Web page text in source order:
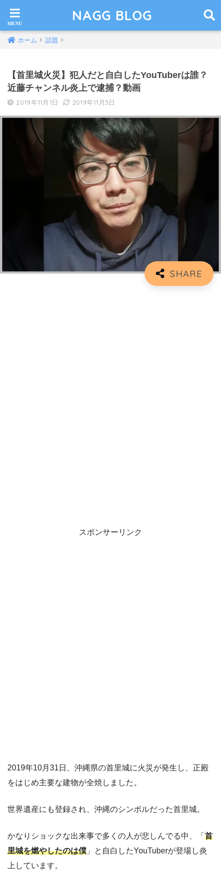
NAGG BLOG
ホーム 話題
【首里城火災】犯人だと自白したYouTuberは誰？
近藤チャンネル炎上で逮捕？動画
2019年11月1日 2019年11月3日
スポンサーリンク
2019年10月31日、沖縄県の首里城に火災が発生し、正殿
をはじめ主要な建物が全焼しました。
世界遺産にも登録され、沖縄のシンボルだった首里城。
かなりショックな出来事で多くの人が悲しんでる中、「 首
里城を燃やしたのは僕 」と自白したYouTuberが登場し炎
上しています。